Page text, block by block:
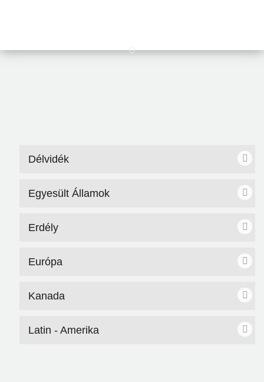
Délvidék
Egyesült Államok
Erdély
Európa
Kanada
Latin - Amerika